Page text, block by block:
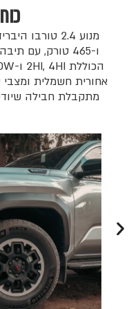
מתקבלת חבילה